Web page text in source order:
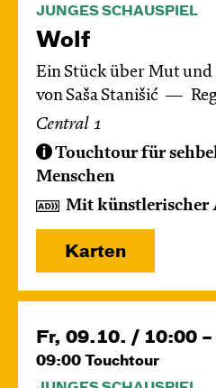
JUNGES SCHAUSPIEL
Wolf
Ein Stück über Mut
von Saša Stanišić
Central 1
Touchtour für
Menschen
Mit künstlerischer
Karten
Fr, 09.10. / 10:00
09:00 Touchtour